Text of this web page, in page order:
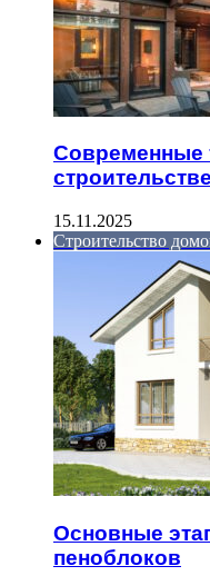
Современные
15.11.2025
Строительство
Основные
пеноблоков